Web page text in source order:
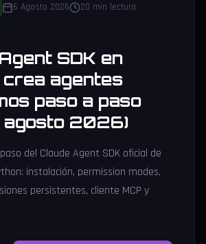
6 Agosto 2026
20 min lectura
SDK en
crea agentes
paso a paso
agosto 2026)
del Claude Agent SDK oficial de
instalación, permission modes,
persistentes, cliente MCP y